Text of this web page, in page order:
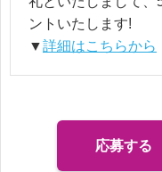
ントいたします!
▼詳細はこちらから
応募する